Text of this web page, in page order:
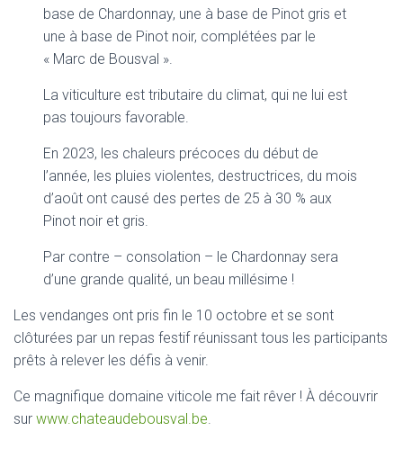
base de Chardonnay, une à base de Pinot gris et
une à base de Pinot noir, complétées par le
« Marc de Bousval ».
La viticulture est tributaire du climat, qui ne lui est
pas toujours favorable.
En 2023, les chaleurs précoces du début de
l’année, les pluies violentes, destructrices, du mois
d’août ont causé des pertes de 25 à 30 % aux
Pinot noir et gris.
Par contre – consolation – le Chardonnay sera
d’une grande qualité, un beau millésime !
Les vendanges ont pris fin le 10 octobre et se sont
clôturées par un repas festif réunissant tous les participants
prêts à relever les défis à venir.
Ce magnifique domaine viticole me fait rêver ! À découvrir
sur www.chateaudebousval.be.